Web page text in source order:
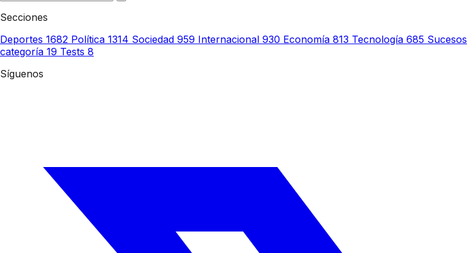
Secciones
Deportes 1682 Política 1314 Sociedad 959 Internacional 930 Economía 813 Tecnología 685 Sucesos
categoría 19 Tests 8
Síguenos